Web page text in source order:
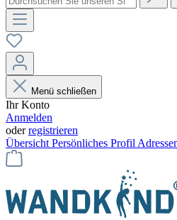
Menü schließen
Ihr Konto
Anmelden
oderregistrieren
Übersicht Persönliches Profil